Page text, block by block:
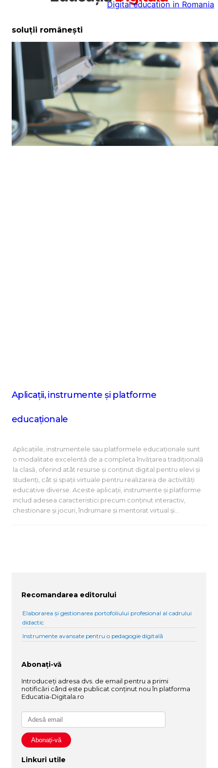
Digital education in Romania
soluții românești
Aplicații, instrumente și platforme
educaționale
Aplicațiile, instrumentele sau platformele educaționale sunt
o modalitate excelentă de a completa învățarea tradițională
la clasă, oferind atât resurse și conținut digital pentru elevi și
studenți, cât și spații virtuale pentru realizarea de activități
educative diverse. Aceste aplicații, instrumente și platforme
includ adesea caracteristici precum conținut interactiv,
chestionare și jocuri, îndrumare și mentorat virtual și…
Recomandarea editorului
Elaborarea și gestionarea portofoliului profesional al cadrului
didactic
Instrumente avansate pentru o pedagogie digitală
Abonați-vă
Introduceți adresa dvs. de email pentru a primi
notificări când este publicat conținut nou în platforma
Educatia-Digitala.ro
Linkuri utile